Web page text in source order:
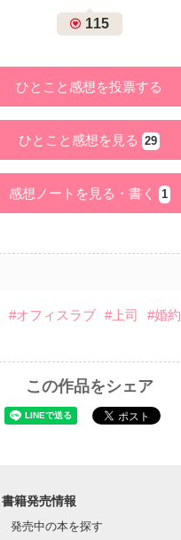
115
ひとこと感想を投票する
ひとこと感想を見る 29
感想ノートを見る・書く 1
#オフィスラブ #上司 #婚約
この作品をシェア
書籍発売情報
発売中の本を探す